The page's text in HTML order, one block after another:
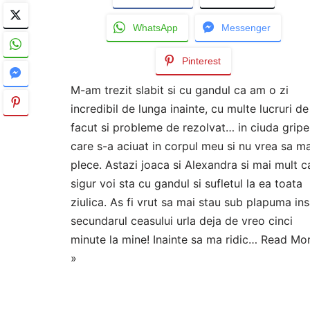
WhatsApp Messenger
Pinterest
M-am trezit slabit si cu gandul ca am o zi
incredibil de lunga inainte, cu multe lucruri de
facut si probleme de rezolvat… in ciuda
care s-a aciuat in corpul meu si nu vrea sa
plece. Astazi joaca si Alexandra si mai mult
sigur voi sta cu gandul si sufletul la ea toata
ziulica. As fi vrut sa mai stau sub plapuma
secundarul ceasului urla deja de vreo cinci
minute la mine! Inainte sa ma ridic… Read
»